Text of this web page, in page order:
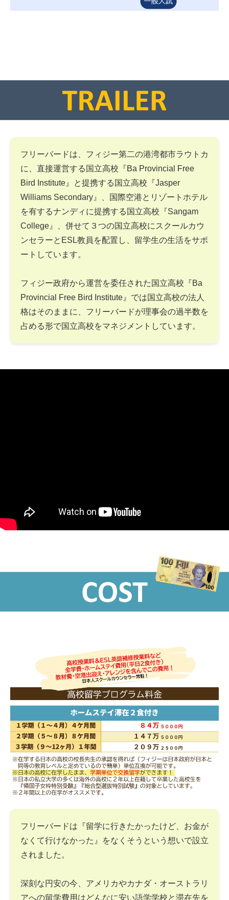
フリーバードは、フィジー第二の港湾都市ラウトカ
に、直接運営する国立高校『Ba Provincial Free
Bird Institute』と提携する国立高校『Jasper
Williams Secondary』、国際空港とリゾートホテル
を有するナンディに提携する国立高校『Sangam
College』、併せて３つの国立高校にスクールカウ
ンセラーとESL教員を配置し、留学生の生活をサポ
ートしています。
フィジー政府から運営を委任された国立高校『Ba
Provincial Free Bird Institute』では国立高校の法人
格はそのままに、フリーバードが理事会の過半数を
占める形で国立高校をマネジメントしています。
フリーバードは『留学に行きたかったけど、お金が
なくて行けなかった』をなくそうという想いで設立
されました。
深刻な円安の今、アメリカやカナダ・オーストラリ
アへの留学費用はどんなに安い語学学校と滞在先を